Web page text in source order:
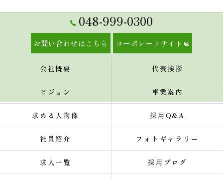
048-999-0300
お問い合わせはこちら コーポレートサイト
会社概要 代表挨拶
ビジョン 事業案内
求める人物像 採用Q&A
社員紹介 フォトギャラリー
求人一覧 採用ブログ